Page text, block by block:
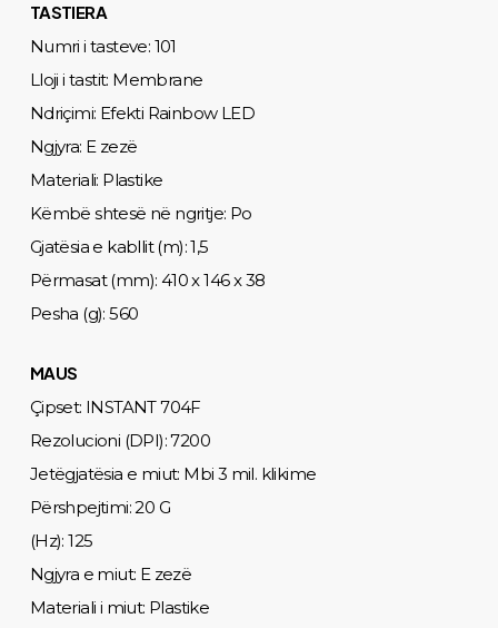
TASTIERA
Numri i tasteve: 101
Lloji i tastit: Membrane
Ndriçimi: Efekti Rainbow LED
Ngjyra: E zezë
Materiali: Plastike
Këmbë shtesë në ngritje: Po
Gjatësia e kabllit (m): 1,5
Përmasat (mm): 410 x 146 x 38
Pesha (g): 560
MAUS
Çipset: INSTANT 704F
Rezolucioni (DPI): 7200
Jetëgjatësia e miut: Mbi 3 mil. klikime
Përshpejtimi: 20 G
(Hz): 125
Ngjyra e miut: E zezë
Materiali i miut: Plastike